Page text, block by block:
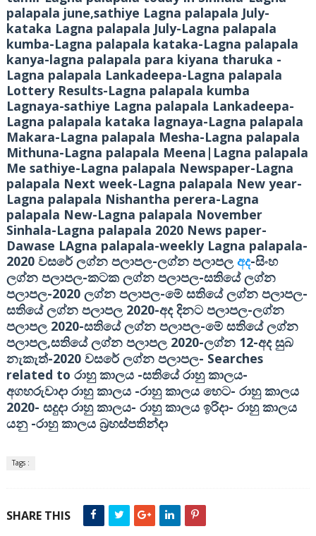
palapala june,sathiye Lagna palapala July-
kataka Lagna palapala July-Lagna palapala
kumba-Lagna palapala kataka-Lagna palapala
kanya-lagna palapala para kiyana tharuka -
Lagna palapala Lankadeepa-Lagna palapala
Lottery Results-Lagna palapala kumba
Lagnaya-sathiye Lagna palapala Lankadeepa-
Lagna palapala kataka lagnaya-Lagna palapala
Makara-Lagna palapala Mesha-Lagna palapala
Mithuna-Lagna palapala Meena|Lagna palapala
Me sathiye-Lagna palapala Newspaper-Lagna
palapala Next week-Lagna palapala New year-
Lagna palapala Nishantha perera-Lagna
palapala New-Lagna palapala November
Sinhala-Lagna palapala 2020 News paper-
Dawase LAgna palapala-weekly Lagna palapala-
2020වසරේ ලග්න පලාපල-ලග්න පලාපල අද-සිංහ
ලග්න පලාපල-කටක ලග්න පලාපල-සතියේ ලග්න
පලාපල-2020ලග්න පලාපල-මේ සතියේ ලග්න පලාපල-
සතියේ ලග්න පලාපල 2020-අද දිනට පලාපල-ලග්න
පලාපල 2020-සතියේ ලග්න පලාපල-මේ සතියේ ලග්න
පලාපල,සතියේ ලග්න පලාපල 2020-ලග්න 12-අද සුබ
නැකැත්-2020වසරේ ලග්න පලාපල- Searches
related to රාහු කාලය-සතියේ රාහු කාලය-
අගහරුවාදා රාහු කාලය-රාහු කාලය හෙට- රාහු කාලය
2020- සදුදා රාහු කාලය- රාහු කාලය ඉරිදා- රාහු කාලය
යනු-රාහු කාලය බ්‍රහස්පතින්දා
Tags :
SHARE THIS